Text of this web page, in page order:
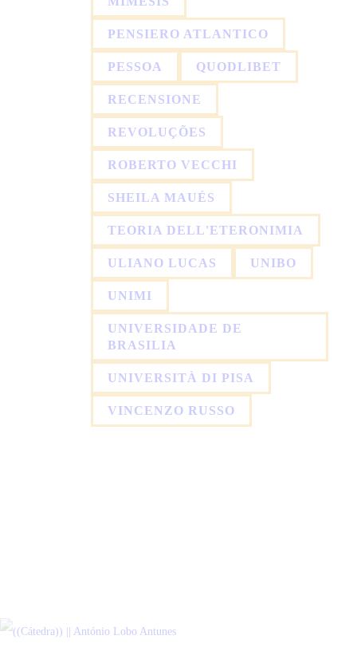
PENSIERO ATLANTICO
PESSOA QUODLIBET
RECENSIONE
REVOLUÇÕES
ROBERTO VECCHI
SHEILA MAUÉS
TEORIA DELL'ETERONIMIA
ULIANO LUCAS UNIBO
UNIMI
UNIVERSIDADE DE
BRASILIA
UNIVERSITÀ DI PISA
VINCENZO RUSSO